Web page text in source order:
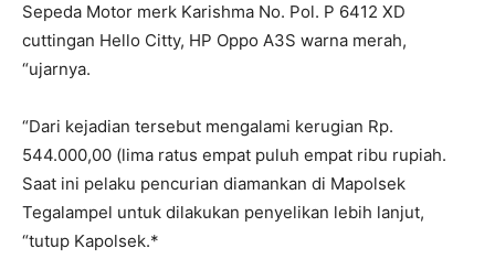
Sepeda Motor merk Karishma No. Pol. P 6412 XD
cuttingan Hello Citty, HP Oppo A3S warna merah,
“ujarnya.
“Dari kejadian tersebut mengalami kerugian Rp.
544.000,00 (lima ratus empat puluh empat ribu rupiah.
Saat ini pelaku pencurian diamankan di Mapolsek
Tegalampel untuk dilakukan penyelikan lebih lanjut,
“tutup Kapolsek.*